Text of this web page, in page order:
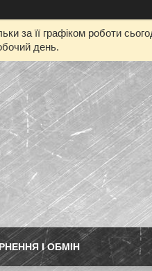
за її графіком роботи
день.
І ОБМІН